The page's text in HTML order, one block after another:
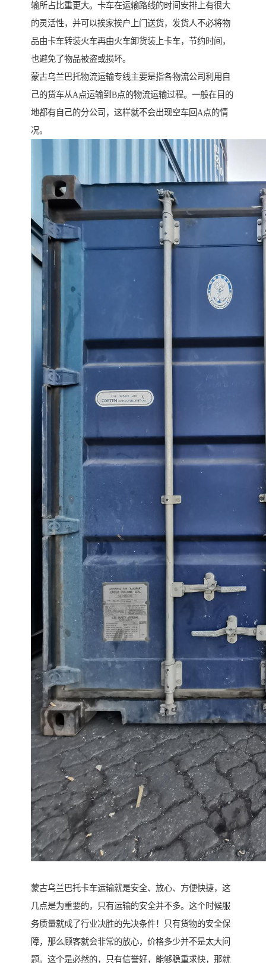
输所占比重更大。卡车在运输路线的时间安排上有很大
的灵活性，并可以挨家挨户上门送货，发货人不必将物
品由卡车转装火车再由火车卸货装上卡车，节约时间，
也避免了物品被盗或损坏。
蒙古乌兰巴托物流运输专线主要是指各物流公司利用自
己的货车从A点运输到B点的物流运输过程。一般在目的
地都有自己的分公司，这样就不会出现空车回A点的情
况。
蒙古乌兰巴托卡车运输就是安全、放心、方便快捷，这
几点是为重要的，只有运输的安全并不多。这个时候服
务质量就成了行业决胜的先决条件！只有货物的安全保
障，那么顾客就会非常的放心，价格多少并不是太大问
题。这个是必然的，只有信誉好，能够稳重求快，那就